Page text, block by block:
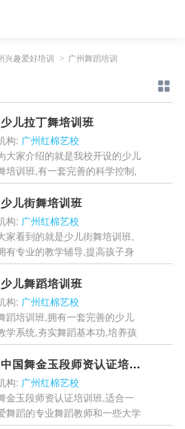
兴趣爱好培训 > 广州舞蹈培训
儿拉丁舞培训班
构: 广州红棉艺校
大家介绍的就是我校开设的少儿
培训班,有一套完善的科学控制,
子气质,提高身体协调能力,为孩
丰富的舞台表演机会....
儿街舞培训班
构: 广州红棉艺校
家看到的就是少儿街舞培训班,
有专业的教学辅导,提高孩子身
能力,课程拥有自有教材，循序
深入浅出，夯实舞蹈基本功....
儿舞蹈培训班
构: 广州红棉艺校
蹈培训班,拥有一套完善的少儿
学系统,夯实舞蹈基本功,培养孩
强意志力,让孩子以后学习的道
性发展,提高心理素质,提升舞台
力....[详情]
广州中国舞金玉段师资认证培训班
构: 广州红棉艺校
金玉段师资认证培训班,适合一
舞蹈的专业舞蹈教师和一些大学